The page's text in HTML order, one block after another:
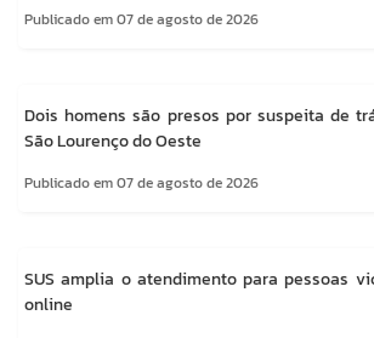
Publicado em 07 de agosto de 2026
Dois homens são presos por suspeita de
São Lourenço do Oeste
Publicado em 07 de agosto de 2026
SUS amplia o atendimento para pessoas
online